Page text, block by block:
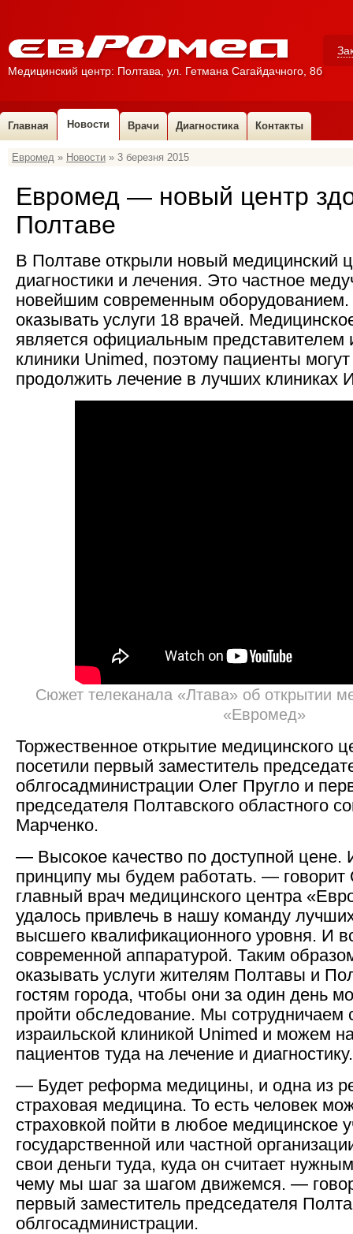
Медицинский центр: Полтава, ул. Гетмана Сагайдачного, 8б
Главная Новости Врачи
УЗ-диагност
Уролог
Кардиолог
Семейный врач
Аллерголог
Эндокринолог
Невролог
Дерматовенеролог
Педиатр
Диагностика
УЗИ (ультразвуковая диагностика)
Контакты
Евромед » Новости » 3 березня 2015
Евромед — новый центр
Полтаве
В Полтаве открыли новый медицинский
диагностики и лечения. Это частное
новейшим современным оборудованием.
оказывать услуги 18 врачей.
является официальным представителем
клиники Unimed, поэтому пациенты
продолжить лечение в лучших клиниках
Сюжет телеканала «Лтава» об открытии
«Евромед»
Торжественное открытие медицинского
посетили первый заместитель
облгосадминистрации Олег Пругло и
председателя Полтавского областного
Марченко.
— Высокое качество по доступной цене.
принципу мы будем работать. — говорит
главный врач медицинского центра
удалось привлечь в нашу команду
высшего квалификационного уровня. И
современной аппаратурой. Таким
оказывать услуги жителям Полтавы и
гостям города, чтобы они за один день
пройти обследование. Мы сотрудничаем
израильской клиникой Unimed и можем
пациентов туда на лечение и диагностику.
— Будет реформа медицины, и одна из
страховая медицина. То есть человек
страховкой пойти в любое медицинское
государственной или частной
свои деньги туда, куда он считает
чему мы шаг за шагом движемся. —
первый заместитель председателя
облгосадминистрации.